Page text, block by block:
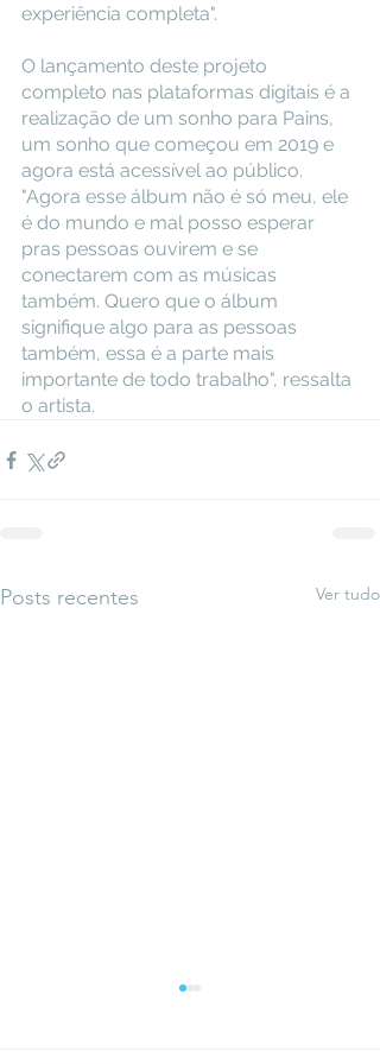
experiência completa".
O lançamento deste projeto
completo nas plataformas digitais é a
realização de um sonho para Pains,
um sonho que começou em 2019 e
agora está acessível ao público.
"Agora esse álbum não é só meu, ele
é do mundo e mal posso esperar
pras pessoas ouvirem e se
conectarem com as músicas
também. Quero que o álbum
signifique algo para as pessoas
também, essa é a parte mais
importante de todo trabalho", ressalta
o artista.
Posts recentes Ver tudo